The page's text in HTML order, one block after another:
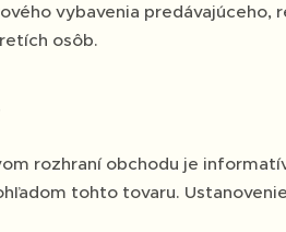
vybavenia predávajúceho,
osôb.
rozhraní obchodu je
tohto tovaru.